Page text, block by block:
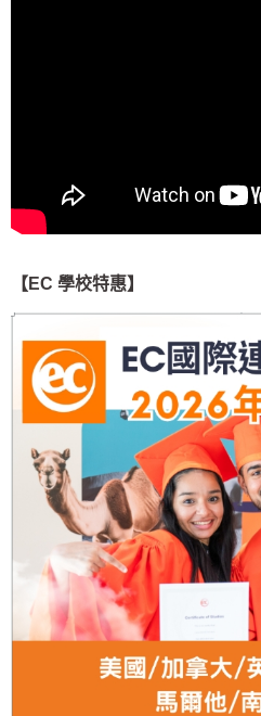
【EC 學校特惠】